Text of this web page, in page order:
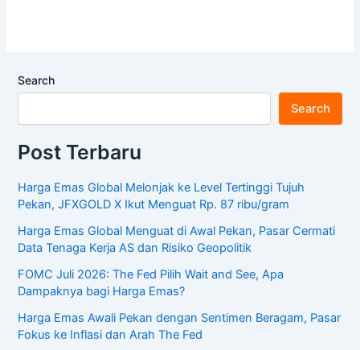
Search
Search
Post Terbaru
Harga Emas Global Melonjak ke Level Tertinggi Tujuh
Pekan, JFXGOLD X Ikut Menguat Rp. 87 ribu/gram
Harga Emas Global Menguat di Awal Pekan, Pasar Cermati
Data Tenaga Kerja AS dan Risiko Geopolitik
FOMC Juli 2026: The Fed Pilih Wait and See, Apa
Dampaknya bagi Harga Emas?
Harga Emas Awali Pekan dengan Sentimen Beragam, Pasar
Fokus ke Inflasi dan Arah The Fed